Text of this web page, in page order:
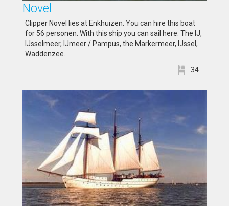
Novel
Clipper Novel lies at Enkhuizen. You can hire this boat
for 56 personen. With this ship you can sail here: The IJ,
IJsselmeer, IJmeer / Pampus, the Markermeer, IJssel,
Waddenzee.
34